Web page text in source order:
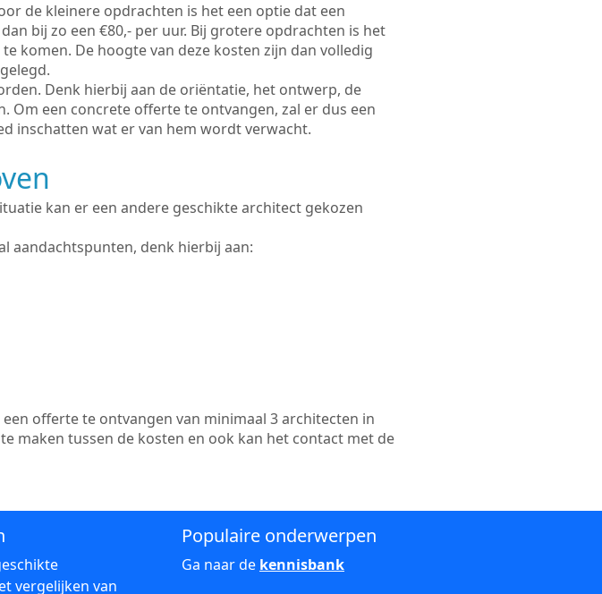
de kleinere opdrachten is het een optie dat een
bij zo een €80,- per uur. Bij grotere opdrachten is het
komen. De hoogte van deze kosten zijn dan volledig
Denk hierbij aan de oriëntatie, het ontwerp, de
een concrete offerte te ontvangen, zal er dus een
inschatten wat er van hem wordt verwacht.
kan er een andere geschikte architect gekozen
aandachtspunten, denk hierbij aan:
offerte te ontvangen van minimaal 3 architecten in
maken tussen de kosten en ook kan het contact met de
vergelijken van
Populaire onderwerpen
Ga naar de kennisbank